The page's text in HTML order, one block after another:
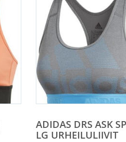
ADIDAS DRS ASK
LG URHEILULIIVIT